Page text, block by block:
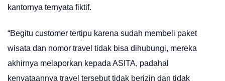
kantornya ternyata fiktif.
“Begitu customer tertipu karena sudah membeli paket
wisata dan nomor travel tidak bisa dihubungi, mereka
akhirnya melaporkan kepada ASITA, padahal
kenyataannya travel tersebut tidak berizin dan tidak